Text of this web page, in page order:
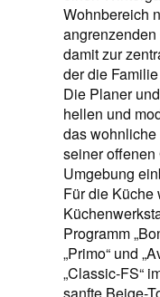
Wohnbereich
damit zur
der die
Die Planer
hellen und
das
seiner
Umgebung
Für die Küche
Programm
„Primo“ und
„Classic-FS“
sanfte Beige-